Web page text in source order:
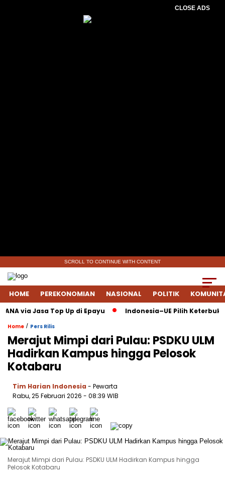
CLOSE ADS
SCROLL TO CONTINUE WITH CONTENT
HOME PEREKONOMIAN NASIONAL POLITIK
via Jasa Top Up di Epayu Indonesia–UE Pilih
Home / Pers Rilis
Merajut Mimpi dari Pulau: PSDKU ULM
Hadirkan Kampus hingga Pelosok
Kotabaru
Tim Harian Indonesia - Pewarta
Rabu, 25 Februari 2026 - 08:39 WIB
Merajut Mimpi dari Pulau: PSDKU ULM Hadirkan Kampus hingga
Pelosok Kotabaru